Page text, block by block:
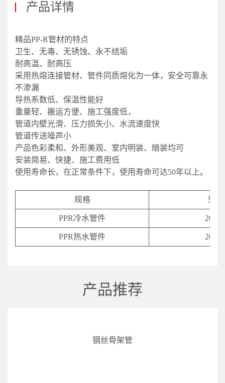
产品详情
精品PP-R管材的特点
卫生、无毒、无锈蚀、永不结垢
耐高温、耐高压
采用热熔连接管材、管件同质熔化为一体，安全可靠永
不渗漏
导热系数低、保温性能好
重量轻、搬运方便、施工强度低，
管道内壁光滑、压力损失小、水流速度快
管道传送噪声小
产品色彩柔和、外形美观、室内明装、暗装均可
安装简易、快捷、施工费用低
使用寿命长，在正常条件下，使用寿命可达50年以上。
规格 型号
PPR冷水管件 20-
PPR热水管件 20-
产品推荐
钢丝骨架管